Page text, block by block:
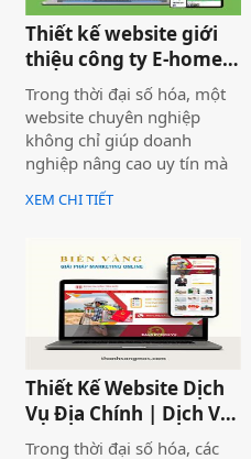
Thiết kế website giới
thiệu công ty E-home
Bình Thuận
Trong thời đại số hóa, một
website chuyên nghiệp
không chỉ giúp doanh
nghiệp nâng cao uy tín mà
còn là công cụ tiếp cận
khách hàng hiệu quả. Dịch
thiệu công ty mang đến giải
pháp tối ưu, giúp doanh
nghiệp thể hiện thương
hiệu một cách ấn tượng và
chuyên nghiệp trên môi
XEM CHI TIẾT
Thiết Kế Website Dịch
Vụ Địa Chính | Dịch Vụ
Địa Chính Toàn Quốc
Trong thời đại số hóa, các